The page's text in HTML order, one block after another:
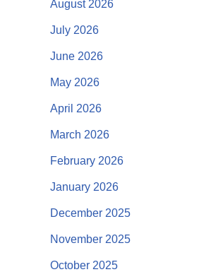
August 2026
July 2026
June 2026
May 2026
April 2026
March 2026
February 2026
January 2026
December 2025
November 2025
October 2025